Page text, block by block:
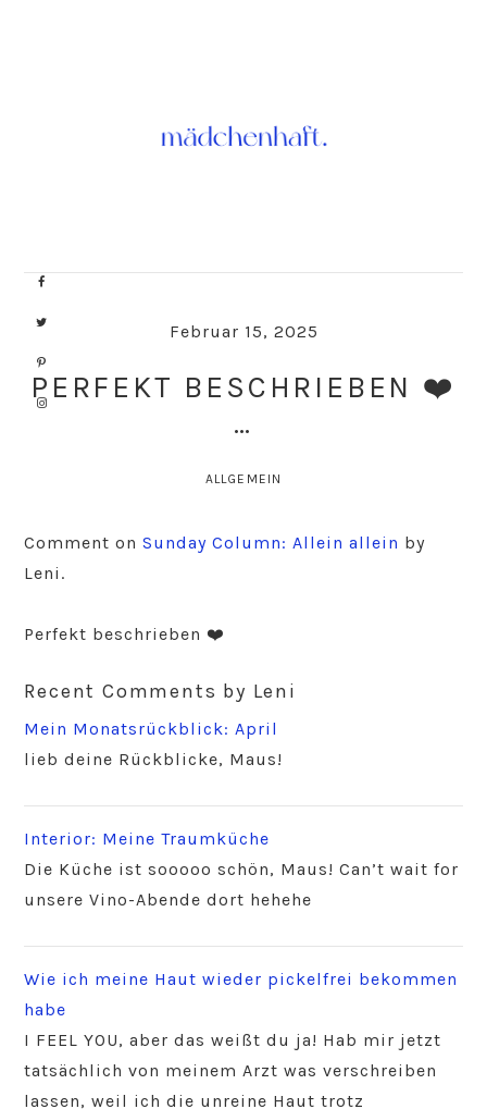
Februar 15, 2025
PERFEKT BESCHRIEBEN ❤️
…
ALLGEMEIN
Comment onSunday Column: Allein allein by
Leni.
Perfekt beschrieben ❤️
Recent Comments by Leni
Mein Monatsrückblick: April
lieb deine Rückblicke, Maus!
Interior: Meine Traumküche
Die Küche ist sooooo schön, Maus! Can’t wait for
unsere Vino-Abende dort hehehe
Wie ich meine Haut wieder pickelfrei bekommen
habe
I FEEL YOU, aber das weißt du ja! Hab mir jetzt
tatsächlich von meinem Arzt was verschreiben
lassen, weil ich die unreine Haut trotz